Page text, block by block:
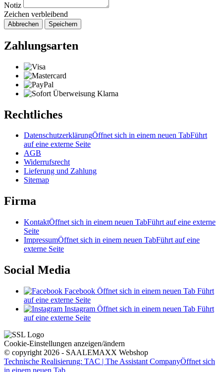
Notiz
Zeichen verbleibend
Abbrechen Speichern
Zahlungsarten
Rechtliches
DatenschutzerklärungÖffnet sich in einem neuen TabFührt
auf eine externe Seite
AGB
Widerrufsrecht
Lieferung und Zahlung
Sitemap
Firma
KontaktÖffnet sich in einem neuen TabFührt auf eine externe
Seite
ImpressumÖffnet sich in einem neuen TabFührt auf eine
externe Seite
Social Media
Facebook Öffnet sich in einem neuen Tab Führt
auf eine externe Seite
Instagram Öffnet sich in einem neuen Tab Führt
auf eine externe Seite
Cookie-Einstellungen anzeigen/ändern
© copyright 2026 - SAALEMAXX Webshop
Technische Realisierung: TAC | The Assistant CompanyÖffnet sich
in einem neuen Tab